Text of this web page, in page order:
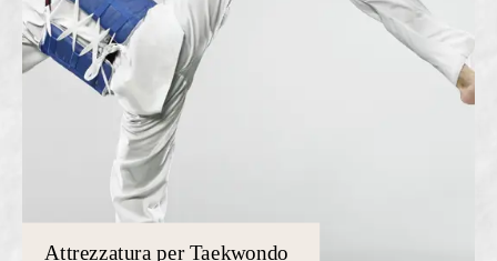
Attrezzatura per Taekwondo